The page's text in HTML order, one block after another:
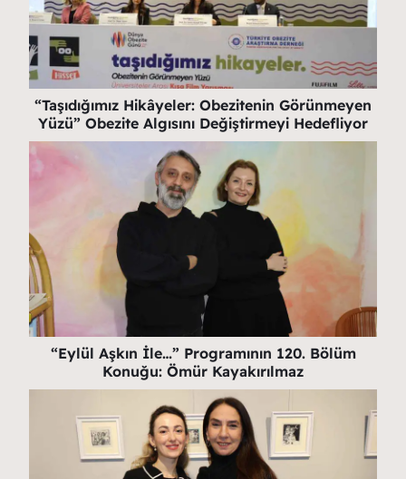
“Taşıdığımız Hikâyeler: Obezitenin Görünmeyen
Yüzü” Obezite Algısını Değiştirmeyi Hedefliyor
“Eylül Aşkın İle…” Programının 120. Bölüm
Konuğu: Ömür Kayakırılmaz